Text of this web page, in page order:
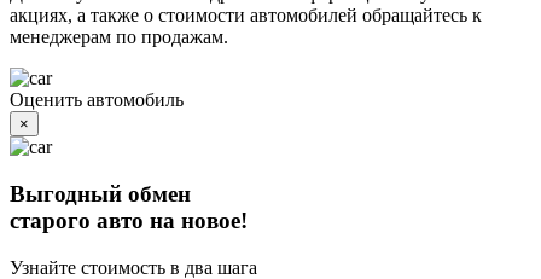
акциях, а также о стоимости автомобилей обращайтесь к
менеджерам по продажам.
Оценить автомобиль
×
Выгодный обмен
старого авто на новое!
Узнайте стоимость в два шага